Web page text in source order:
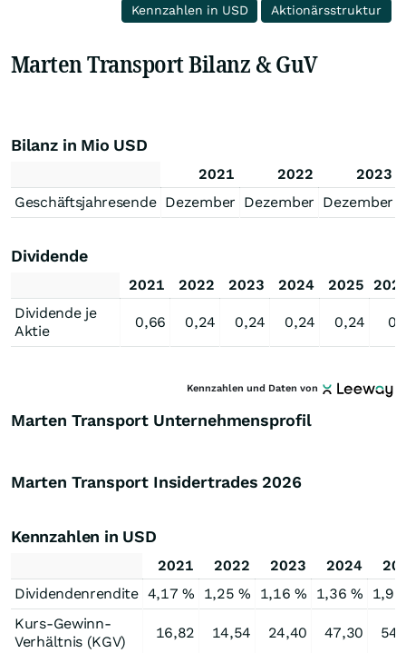
Kennzahlen in USD
Aktionärsstruktur
Marten Transport Bilanz & GuV
Bilanz in Mio USD
2021 2022
2023
Geschäftsjahresende Dezember Dezember Dezember
Dividende
2021 2022 2023 2024 2025
Dividende je
Aktie
0,66 0,24 0,24 0,24 0,24
Kennzahlen und Daten von
Marten Transport Unternehmensprofil
Marten Transport Insidertrades 2026
Kennzahlen in USD
2021 2022 2023 2024
Dividendenrendite 4,17 % 1,25 % 1,16 % 1,36 %
1,92
Kurs-Gewinn-
Verhältnis (KGV)
16,82 14,54 24,40 47,30